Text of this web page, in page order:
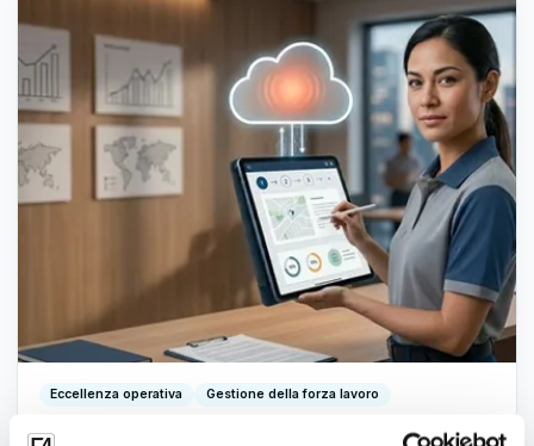
Eccellenza operativa Gestione della forza lavoro
Digitalizzate i vostri flussi di lavoro con i nuovi